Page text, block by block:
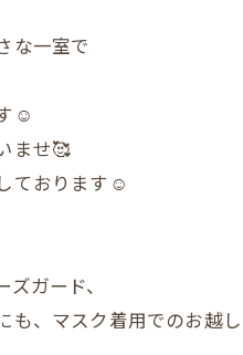
な一室で
☺️
ませ🥰
ております☺️
ガード、
、マスク着用でのお越し